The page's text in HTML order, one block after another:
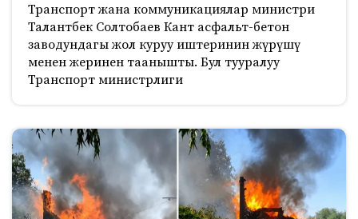
Транспорт жана коммуникациялар министри
Талантбек Солтобаев Кант асфальт-бетон
заводундагы жол куруу иштеринин жүрүшү
менен жеринен таанышты. Бул тууралуу
Транспорт министрлиги